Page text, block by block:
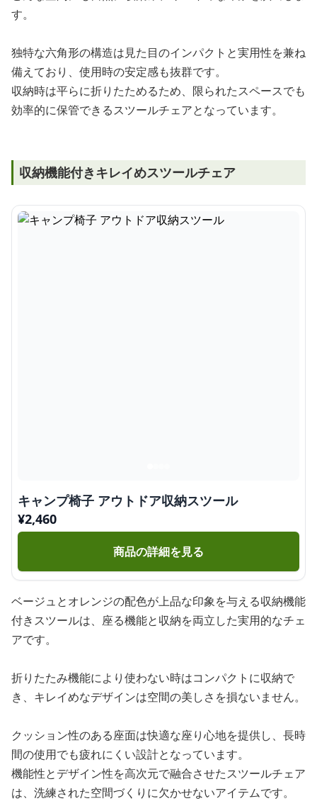
す。
独特な六角形の構造は見た目のインパクトと実用性を兼ね
備えており、使用時の安定感も抜群です。
収納時は平らに折りたためるため、限られたスペースでも
効率的に保管できるスツールチェアとなっています。
収納機能付きキレイめスツールチェア
キャンプ椅子 アウトドア収納スツール
¥2,460
商品の詳細を見る
ベージュとオレンジの配色が上品な印象を与える収納機能
付きスツールは、座る機能と収納を両立した実用的なチェ
アです。
折りたたみ機能により使わない時はコンパクトに収納で
き、キレイめなデザインは空間の美しさを損ないません。
クッション性のある座面は快適な座り心地を提供し、長時
間の使用でも疲れにくい設計となっています。
機能性とデザイン性を高次元で融合させたスツールチェア
は、洗練された空間づくりに欠かせないアイテムです。